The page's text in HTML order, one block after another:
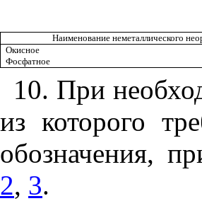
Наименование неметаллического
Окисное
Фосфатное
10. При
из которого
обозначения,
2, 3.